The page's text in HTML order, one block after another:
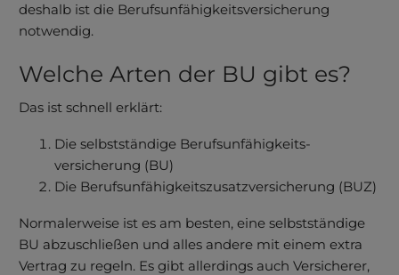
deshalb ist die Berufs­unfähig­keits­versicherung
notwendig.
Welche Arten der BU gibt es?
Das ist schnell erklärt:
Die selbstständige Berufs­unfähig­keits­
versicherung (BU)
Die Berufs­unfähig­keits­zusatzversicherung (BUZ)
Normalerweise ist es am besten, eine selbstständige
BU abzuschließen und alles andere mit einem extra
Vertrag zu regeln. Es gibt allerdings auch Versicherer,